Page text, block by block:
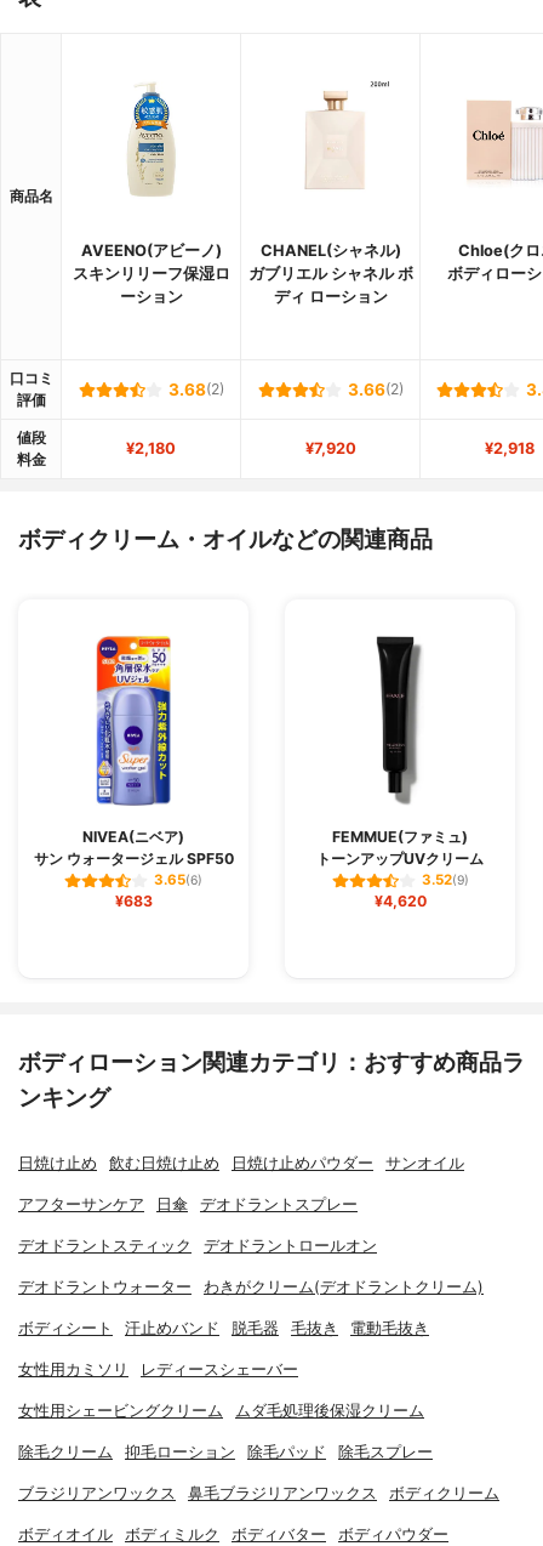
商品名
AVEENO(アビーノ)
スキンリリーフ保湿ロ
ーション
CHANEL(シャネル)
ガブリエル シャネル ボ
ディ ローション
Chloe(クロ
ボディロー
口コミ
評価
3.68(2) 3.66(2)
値段
料金
¥2,180 ¥7,920 ¥2,918
ボディクリーム・オイルなどの関連商品
NIVEA(ニベア)
サン ウォータージェル SPF50
3.65(6)
¥683
FEMMUE(ファミュ)
トーンアップUVクリーム
3.52(9)
¥4,620
ボディローション関連カテゴリ：おすすめ商品ラ
ンキング
日焼け止め 飲む日焼け止め 日焼け止めパウダー サンオイル
アフターサンケア 日傘 デオドラントスプレー
デオドラントスティック デオドラントロールオン
デオドラントウォーター わきがクリーム(デオドラントクリーム)
ボディシート 汗止めバンド 脱毛器 毛抜き 電動毛抜き
女性用カミソリ レディースシェーバー
女性用シェービングクリーム ムダ毛処理後保湿クリーム
除毛クリーム 抑毛ローション 除毛パッド 除毛スプレー
ブラジリアンワックス 鼻毛ブラジリアンワックス ボディクリーム
ボディオイル ボディミルク ボディバター ボディパウダー